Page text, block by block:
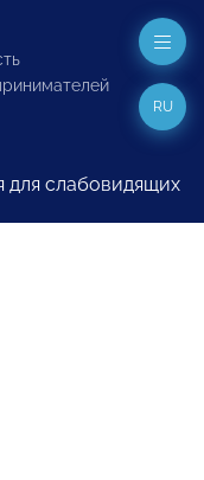
для слабовидящих
RU